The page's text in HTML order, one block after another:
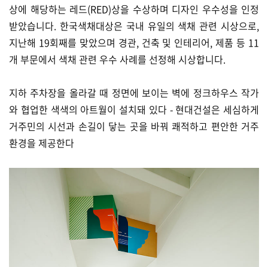
상에 해당하는 레드(RED)상을 수상하며 디자인 우수성을 인정
받았습니다. 한국색채대상은 국내 유일의 색채 관련 시상으로,
지난해 19회째를 맞았으며 경관, 건축 및 인테리어, 제품 등 11
개 부문에서 색채 관련 우수 사례를 선정해 시상합니다.
지하 주차장을 올라갈 때 정면에 보이는 벽에 정크하우스 작가
와 협업한 색색의 아트월이 설치돼 있다 - 현대건설은 세심하게
거주민의 시선과 손길이 닿는 곳을 바꿔 쾌적하고 편안한 거주
환경을 제공한다